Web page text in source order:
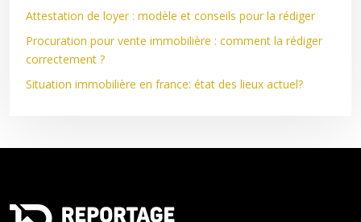
Attestation de loyer : modèle et conseils pour la rédiger
Procuration pour vente immobilière : comment la rédiger
correctement ?
Situation immobilière en france: état des lieux actuel?